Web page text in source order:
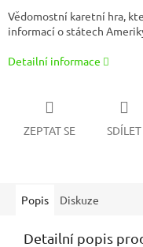
Vědomostní karetní hra,
informací o státech
Detailní informace
ZEPTAT SE SDÍLET
Popis Diskuze
Detailní popis